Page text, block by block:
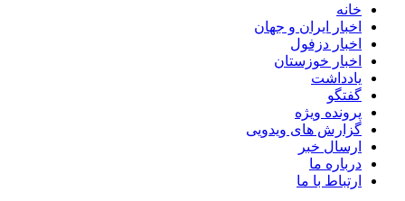
خانه
اخبار ایران و جهان
اخبار دزفول
اخبار خوزستان
یادداشت
گفتگو
پرونده ویژه
گزارش های ویدویی
ارسال خبر
درباره ما
ارتباط با ما